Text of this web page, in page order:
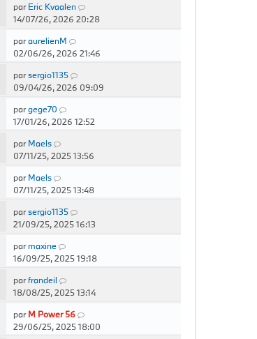
parEric Kvaalen
14/07/26, 2026 20:28
paraurelienM
02/06/26, 2026 21:46
parsergio1135
09/04/26, 2026 09:09
pargege70
17/01/26, 2026 12:52
parMaels
07/11/25, 2025 13:56
parMaels
07/11/25, 2025 13:48
parsergio1135
21/09/25, 2025 16:13
parmaxine
16/09/25, 2025 19:18
parfrandeil
18/08/25, 2025 13:14
parM Power 56
29/06/25, 2025 18:00